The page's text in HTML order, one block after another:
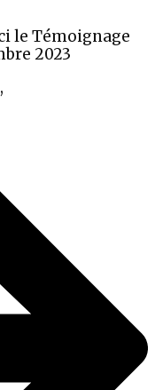
le Témoignage
2023